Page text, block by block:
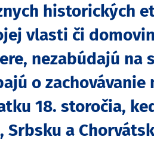
historických
vlasti či
nezabúdajú na
o
18. storočia,
a